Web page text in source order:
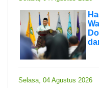
Selasa, 04 Agustus 2026